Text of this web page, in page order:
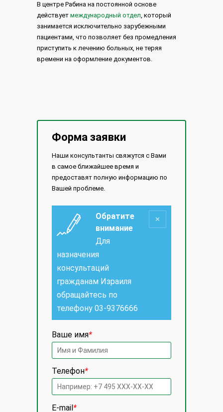
В центре Рабина на постоянной основе
действует международный отдел, который
занимается исключительно зарубежными
пациентами, что позволяет без промедления
приступить к лечению больных, не теряя
времени на оформление документов.
Форма заявки
Наши консультанты свяжутся с Вами
в самое ближайшее время и
предоставят полную информацию по
Вашей проблеме.
Обратите
внимание
Для
назначения
консультаций
гражданам Израиля
обращайтесь по
телефону 03-9376666
Ваше имя*
Телефон*
E-mail*